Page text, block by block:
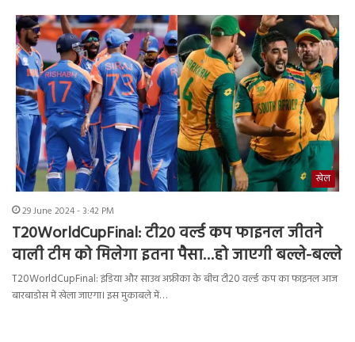
खेल
29 June 2024 - 3:42 PM
T20WorldCupFinal: टी20 वर्ल्ड कप फाइनल जीतने
वाली टीम को मिलेगा इतना पैसा…हो जाएगी बल्ले-बल्ले
T20WorldCupFinal: इंडिया और साउथ अफ्रीका के बीच टी20 वर्ल्ड कप का फाइनल आज
बारबाडोस में खेला जाएगा। इस मुकाबले में…